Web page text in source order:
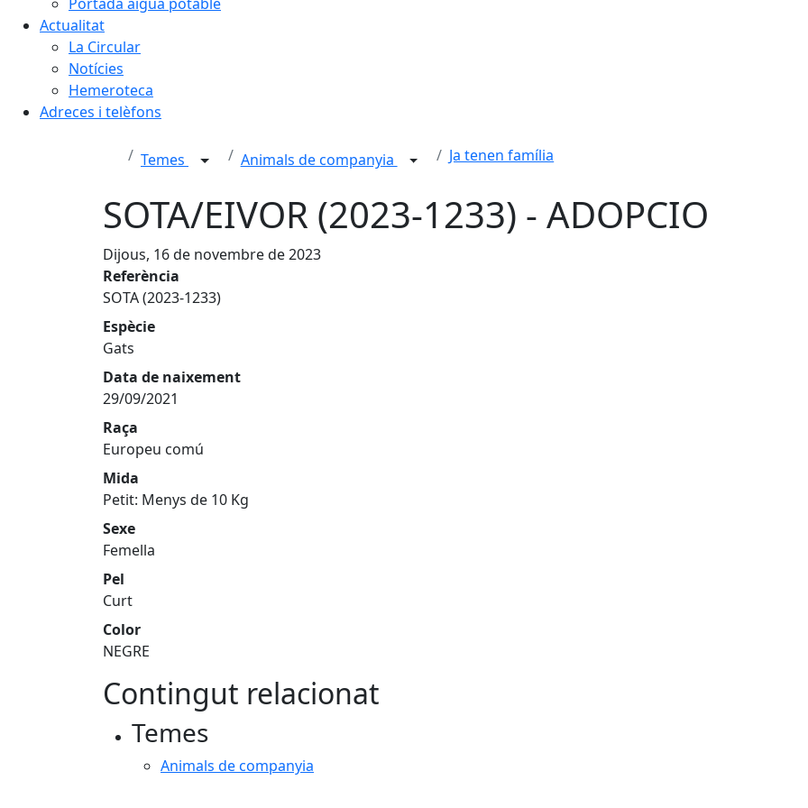
Actualitat
La Circular
Notícies
Hemeroteca
Adreces i telèfons
Temes Animals de companyia Ja tenen família
SOTA/EIVOR (2023-1233) - ADOPCIO
Dijous, 16 de novembre de 2023
Referència
SOTA (2023-1233)
Espècie
Gats
Data de naixement
29/09/2021
Raça
Europeu comú
Mida
Petit: Menys de 10 Kg
Sexe
Femella
Pel
Curt
Color
NEGRE
Contingut relacionat
Temes
Animals de companyia